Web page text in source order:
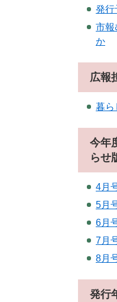
発行
市報
か
広報
暮ら
今年
らせ
4月
5月
6月
7月
8月
発行